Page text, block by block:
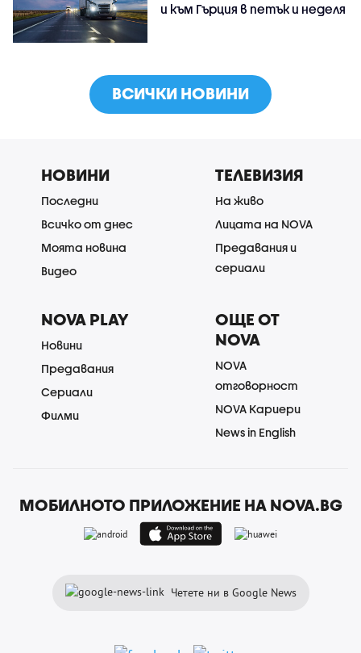
и към Гърция в петък и неделя
ВСИЧКИ НОВИНИ
НОВИНИ
Последни
Всичко от днес
Моята новина
Видео
ТЕЛЕВИЗИЯ
На живо
Лицата на NOVA
Предавания и
сериали
NOVA PLAY
Новини
Предавания
Сериали
Филми
ОЩЕ ОТ
NOVA
NOVA
отговорност
NOVA Кариери
News in English
МОБИЛНОТО ПРИЛОЖЕНИЕ НА NOVA.BG
Четете ни в Google News